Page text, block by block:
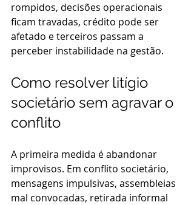
rompidos, decisões operacionais
ficam travadas, crédito pode ser
afetado e terceiros passam a
perceber instabilidade na gestão.
Como resolver litígio
societário sem agravar o
conflito
A primeira medida é abandonar
improvisos. Em conflito societário,
mensagens impulsivas, assembleias
mal convocadas, retirada informal